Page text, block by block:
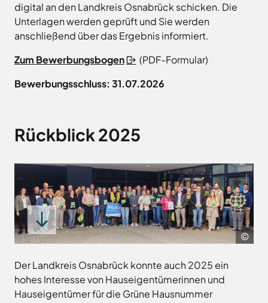
digital an den Landkreis Osnabrück schicken. Die
Unterlagen werden geprüft und Sie werden
anschließend über das Ergebnis informiert.
Zum Bewerbungsbogen
(PDF-Formular)
Bewerbungsschluss: 31.07.2026
Rückblick 2025
Gebäudeeigentümer freuen sich über ihre
Auszeichnungen.
Der Landkreis Osnabrück konnte auch 2025 ein
hohes Interesse von Hauseigentümerinnen und
Hauseigentümer für die Grüne Hausnummer